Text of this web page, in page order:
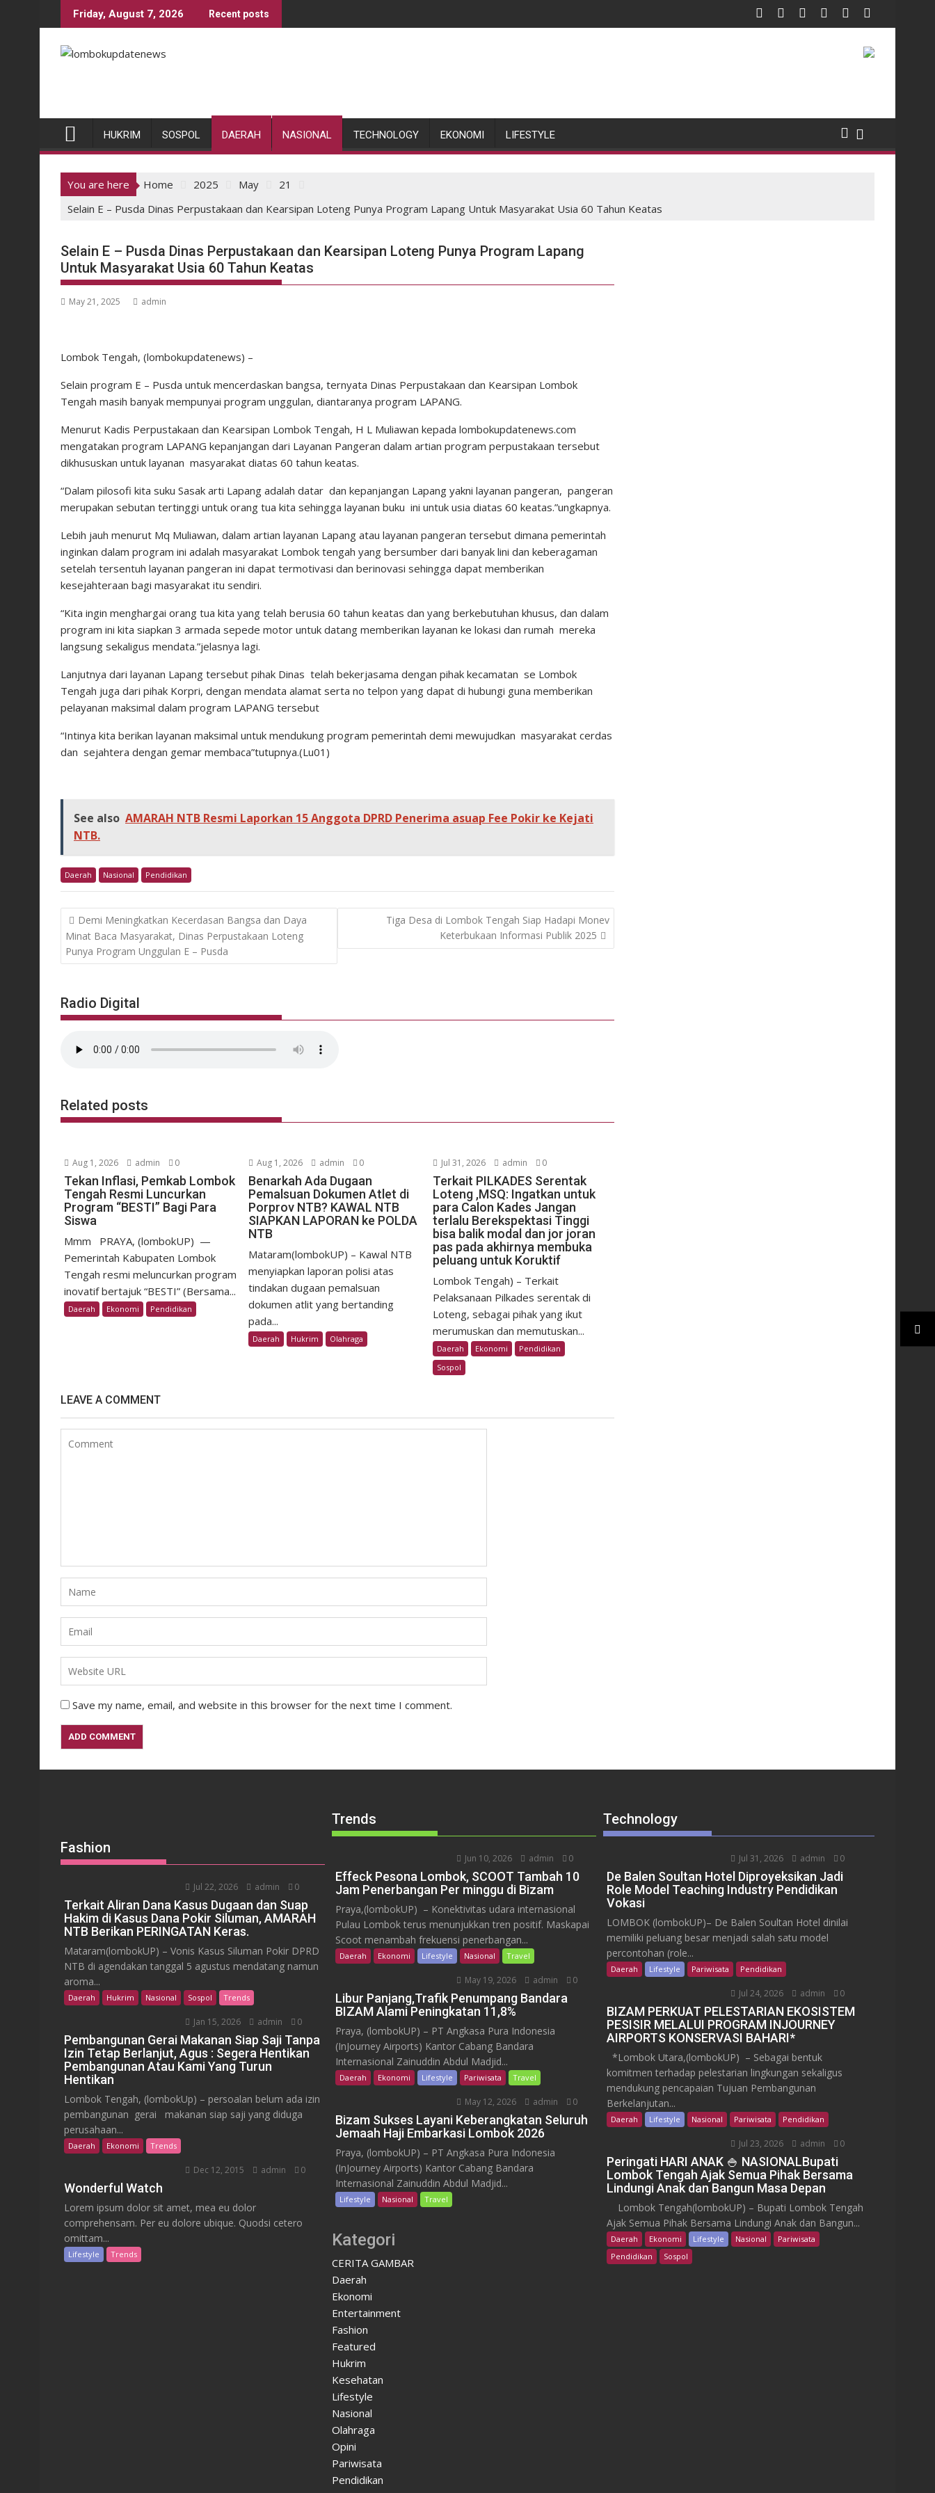
to
Friday, August 7, 2026 Recent posts
HUKRIM SOSPOL DAERAH NASIONAL TECHNOLOGY EKONOMI LIFESTYLE
You are here Home 2025 May
21
Selain E – Pusda Dinas Perpustakaan dan Kearsipan Loteng Punya Program Lapang Untuk Masyarakat Usia 60 Tahun Keatas
Selain E – Pusda Dinas Perpustakaan dan Kearsipan Loteng Punya Program Lapang
Untuk Masyarakat Usia 60 Tahun Keatas
May 21, 2025 admin
Lombok Tengah, (lombokupdatenews) –
Selain program E – Pusda untuk mencerdaskan bangsa, ternyata Dinas Perpustakaan dan Kearsipan Lombok
Tengah masih banyak mempunyai program unggulan, diantaranya program LAPANG.
Menurut Kadis Perpustakaan dan Kearsipan Lombok Tengah, H L Muliawan kepada lombokupdatenews.com
mengatakan program LAPANG kepanjangan dari Layanan Pangeran dalam artian program perpustakaan tersebut
dikhususkan untuk layanan masyarakat diatas 60 tahun keatas.
“Dalam pilosofi kita suku Sasak arti Lapang adalah datar dan kepanjangan Lapang yakni layanan pangeran, pangeran
merupakan sebutan tertinggi untuk orang tua kita sehingga layanan buku ini untuk usia diatas 60 keatas.”ungkapnya.
Lebih jauh menurut Mq Muliawan, dalam artian layanan Lapang atau layanan pangeran tersebut dimana pemerintah
inginkan dalam program ini adalah masyarakat Lombok tengah yang bersumber dari banyak lini dan keberagaman
setelah tersentuh layanan pangeran ini dapat termotivasi dan berinovasi sehingga dapat memberikan
kesejahteraan bagi masyarakat itu sendiri.
“Kita ingin menghargai orang tua kita yang telah berusia 60 tahun keatas dan yang berkebutuhan khusus, dan dalam
program ini kita siapkan 3 armada sepede motor untuk datang memberikan layanan ke lokasi dan rumah mereka
langsung sekaligus mendata.”jelasnya lagi.
Lanjutnya dari layanan Lapang tersebut pihak Dinas telah bekerjasama dengan pihak kecamatan se Lombok
Tengah juga dari pihak Korpri, dengan mendata alamat serta no telpon yang dapat di hubungi guna memberikan
pelayanan maksimal dalam program LAPANG tersebut
“Intinya kita berikan layanan maksimal untuk mendukung program pemerintah demi mewujudkan masyarakat cerdas
dan sejahtera dengan gemar membaca”tutupnya.(Lu01)
See also AMARAH NTB Resmi Laporkan 15 Anggota DPRD Penerima asuap Fee Pokir ke Kejati
NTB.
Daerah Nasional Pendidikan
Post
navigation
Demi Meningkatkan Kecerdasan Bangsa dan Daya
Minat Baca Masyarakat, Dinas Perpustakaan Loteng
Punya Program Unggulan E – Pusda
Tiga Desa di Lombok Tengah Siap Hadapi Monev
Keterbukaan Informasi Publik 2025
Radio Digital
Related posts
Aug 1, 2026 admin 0
Tekan Inflasi, Pemkab Lombok
Tengah Resmi Luncurkan
Program “BESTI” Bagi Para
Siswa
Mmm ​PRAYA, (lombokUP) —
Pemerintah Kabupaten Lombok
Tengah resmi meluncurkan program
inovatif bertajuk “BESTI” (Bersama...
Daerah Ekonomi Pendidikan
Aug 1, 2026 admin 0
Benarkah Ada Dugaan
Pemalsuan Dokumen Atlet di
Porprov NTB? KAWAL NTB
SIAPKAN LAPORAN ke POLDA
NTB
Mataram(lombokUP) – Kawal NTB
menyiapkan laporan polisi atas
tindakan dugaan pemalsuan
dokumen atlit yang bertanding
pada...
Daerah Hukrim Olahraga
Jul 31, 2026 admin 0
Terkait PILKADES Serentak
Loteng ,MSQ: Ingatkan untuk
para Calon Kades Jangan
terlalu Berekspektasi Tinggi
bisa balik modal dan jor joran
pas pada akhirnya membuka
peluang untuk Koruktif
Lombok Tengah) – Terkait
Pelaksanaan Pilkades serentak di
Loteng, sebagai pihak yang ikut
merumuskan dan memutuskan...
Daerah Ekonomi
Pendidikan
Sospol
LEAVE A COMMENT
Save my name, email, and website in this browser for the next time I comment.
Fashion
Jul 22, 2026 admin 0
Terkait Aliran Dana Kasus Dugaan dan Suap
Hakim di Kasus Dana Pokir Siluman, AMARAH
NTB Berikan PERINGATAN Keras.
Mataram(lombokUP) – Vonis Kasus Siluman Pokir DPRD
NTB di agendakan tanggal 5 agustus mendatang namun
aroma...
Daerah Hukrim Nasional Sospol Trends
Jan 15, 2026 admin 0
Pembangunan Gerai Makanan Siap Saji Tanpa
Izin Tetap Berlanjut, Agus : Segera Hentikan
Pembangunan Atau Kami Yang Turun
Hentikan
Lombok Tengah, (lombokUp) – persoalan belum ada izin
pembangunan gerai makanan siap saji yang diduga
perusahaan...
Daerah Ekonomi Trends
Dec 12, 2015 admin 0
Wonderful Watch
Lorem ipsum dolor sit amet, mea eu dolor
comprehensam. Per eu dolore ubique. Quodsi cetero
omittam...
Lifestyle Trends
Trends
Jun 10, 2026 admin 0
Effeck Pesona Lombok, SCOOT Tambah 10
Jam Penerbangan Per minggu di Bizam
Praya,(lombokUP) – Konektivitas udara internasional
Pulau Lombok terus menunjukkan tren positif. Maskapai
Scoot menambah frekuensi penerbangan...
Daerah Ekonomi Lifestyle Nasional Travel
May 19, 2026 admin 0
Libur Panjang,Trafik Penumpang Bandara
BIZAM Alami Peningkatan 11,8%
Praya, (lombokUP) – PT Angkasa Pura Indonesia
(InJourney Airports) Kantor Cabang Bandara
Internasional Zainuddin Abdul Madjid...
Daerah Ekonomi Lifestyle Pariwisata Travel
May 12, 2026 admin 0
Bizam Sukses Layani Keberangkatan Seluruh
Jemaah Haji Embarkasi Lombok 2026
Praya, (lombokUP) – PT Angkasa Pura Indonesia
(InJourney Airports) Kantor Cabang Bandara
Internasional Zainuddin Abdul Madjid...
Lifestyle Nasional Travel
Kategori
CERITA GAMBAR
Daerah
Ekonomi
Entertainment
Fashion
Featured
Hukrim
Kesehatan
Lifestyle
Nasional
Olahraga
Opini
Pariwisata
Pendidikan
Technology
Jul 31, 2026 admin 0
De Balen Soultan Hotel Diproyeksikan Jadi
Role Model Teaching Industry Pendidikan
Vokasi
LOMBOK (lombokUP)– De Balen Soultan Hotel dinilai
memiliki peluang besar menjadi salah satu model
percontohan (role...
Daerah Lifestyle Pariwisata Pendidikan
Jul 24, 2026 admin 0
BIZAM PERKUAT PELESTARIAN EKOSISTEM
PESISIR MELALUI PROGRAM INJOURNEY
AIRPORTS KONSERVASI BAHARI*
*Lombok Utara,(lombokUP) – Sebagai bentuk
komitmen terhadap pelestarian lingkungan sekaligus
mendukung pencapaian Tujuan Pembangunan
Berkelanjutan...
Daerah Lifestyle Nasional Pariwisata Pendidikan
Jul 23, 2026 admin 0
Peringati HARI ANAK 🍚 NASIONALBupati
Lombok Tengah Ajak Semua Pihak Bersama
Lindungi Anak dan Bangun Masa Depan
Lombok Tengah(lombokUP) – Bupati Lombok Tengah
Ajak Semua Pihak Bersama Lindungi Anak dan Bangun...
Daerah Ekonomi Lifestyle Nasional
Pariwisata
Pendidikan
Sospol